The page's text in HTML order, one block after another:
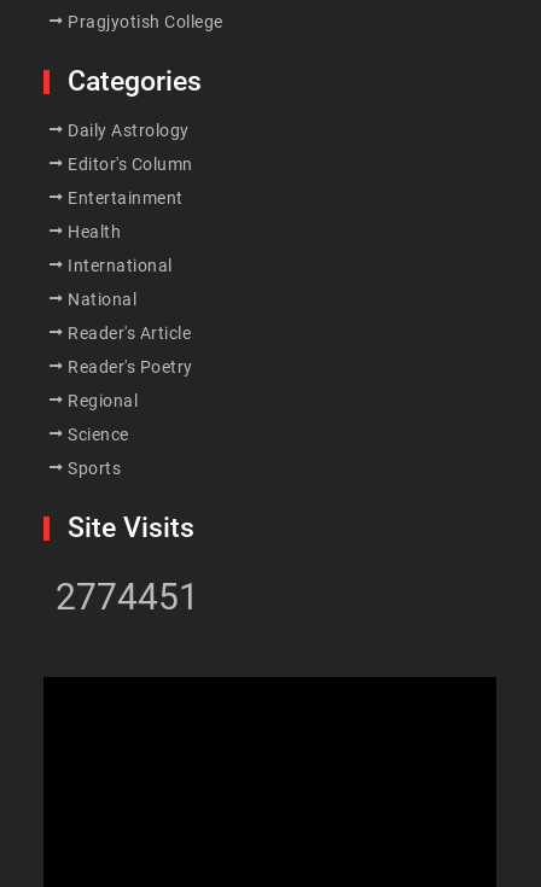
Pragjyotish College
Categories
Daily Astrology
Editor's Column
Entertainment
Health
International
National
Reader's Article
Reader's Poetry
Regional
Science
Sports
Site Visits
2774451